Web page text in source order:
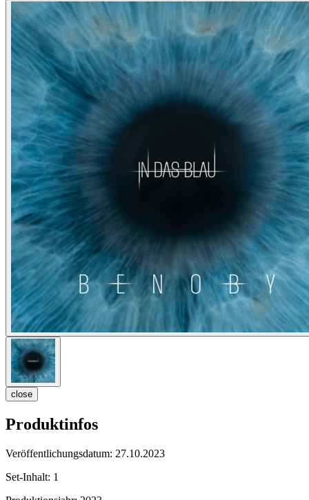
close
Produktinfos
Veröffentlichungsdatum: 27.10.2023
Set-Inhalt: 1